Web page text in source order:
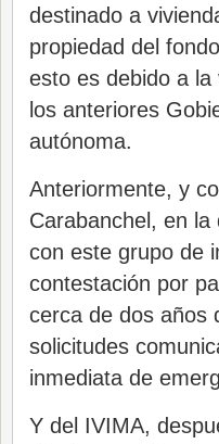
destinado a
propiedad del
esto es debido a
los anteriores
autónoma.
Anteriormente, y
Carabanchel, en
con este grupo de
contestación por
cerca de dos años
solicitudes
inmediata de
Y del IVIMA,